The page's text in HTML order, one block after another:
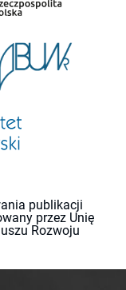
publikacji
przez Unię
Rozwoju